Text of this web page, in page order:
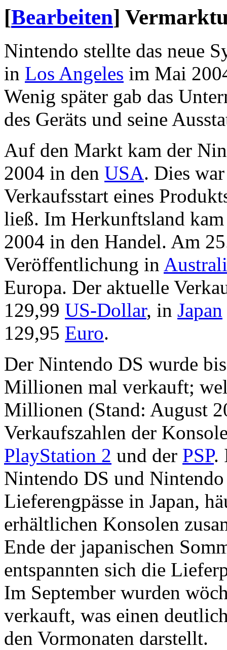
[Bearbeiten]
Nintendo stellte das neue
in Los Angeles im Mai
Wenig später gab das
des Geräts und seine
Auf den Markt kam der
2004 in den USA. Dies
Verkaufsstart eines
ließ. Im Herkunftsland kam
2004 in den Handel. Am
Veröffentlichung in
Europa. Der aktuelle
129,99 US-Dollar, in Japan
129,95 Euro.
Der Nintendo DS wurde
Millionen mal verkauft;
Millionen (Stand: August
Verkaufszahlen der
PlayStation 2 und der PSP.
Nintendo DS und
Lieferengpässe in Japan,
erhältlichen Konsolen
Ende der japanischen
entspannten sich die
Im September wurden
verkauft, was einen
den Vormonaten darstellt.